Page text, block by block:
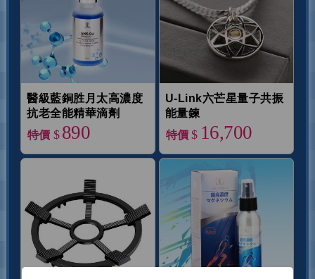
醫級藍銅胜月太高濃度
抗老全能精華滴劑
特價 $ 890
U-Link六芒星量子共振
能量鍊
特價 $ 16,700